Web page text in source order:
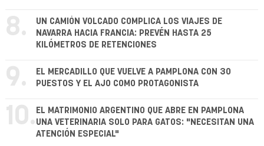
8.
UN CAMIÓN VOLCADO COMPLICA LOS VIAJES DE
NAVARRA HACIA FRANCIA: PREVÉN HASTA 25
KILÓMETROS DE RETENCIONES
9.
EL MERCADILLO QUE VUELVE A PAMPLONA CON 30
PUESTOS Y EL AJO COMO PROTAGONISTA
10. EL MATRIMONIO ARGENTINO QUE ABRE EN PAMPLONA
UNA VETERINARIA SOLO PARA GATOS: "NECESITAN UNA
ATENCIÓN ESPECIAL"